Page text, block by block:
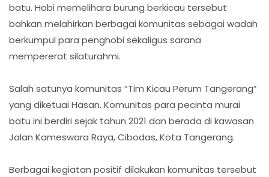
batu. Hobi memelihara burung berkicau tersebut
bahkan melahirkan berbagai komunitas sebagai wadah
berkumpul para penghobi sekaligus sarana
mempererat silaturahmi.
Salah satunya komunitas “Tim Kicau Perum Tangerang”
yang diketuai Hasan. Komunitas para pecinta murai
batu ini berdiri sejak tahun 2021 dan berada di kawasan
Jalan Kameswara Raya, Cibodas, Kota Tangerang.
Berbagai kegiatan positif dilakukan komunitas tersebut